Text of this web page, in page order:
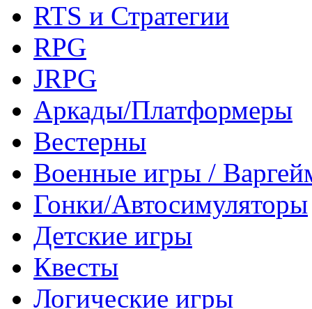
RTS и Стратегии
RPG
JRPG
Аркады/Платформеры
Вестерны
Военные игры /
Гонки/Автосимуляторы
Детские игры
Квесты
Логические игры